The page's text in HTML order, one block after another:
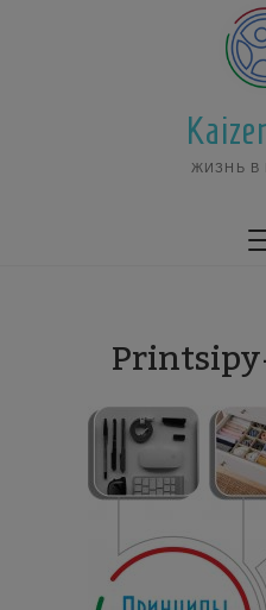
ЖИЗНЬ В